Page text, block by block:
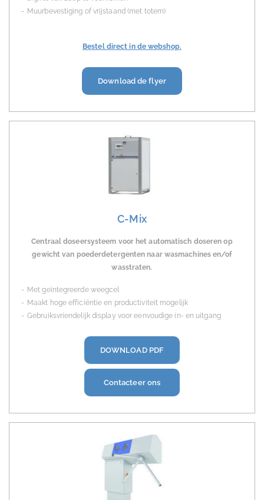
Muurbevestiging of vrijstaand (met totem)
Bestel direct in de webshop.
Download de flyer
C-Mix
Centraal doseersysteem voor het automatisch doseren op
gewicht van poederdetergenten naar wasmachines en/of
wasstraten.
Met geïntegreerde weegcel
Maakt hoge efficiëntie en productiviteit mogelijk
Gebruiksvriendelijk display voor eenvoudige in- en uitgang
DOWNLOAD PDF
Contacteer ons